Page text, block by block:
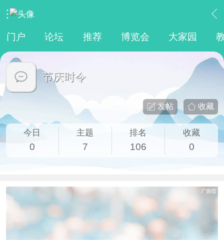
门户 论坛 推荐 博览会 大家园
节庆时令
收藏
发帖
今日
0
主题
7
排名
106
收藏
0